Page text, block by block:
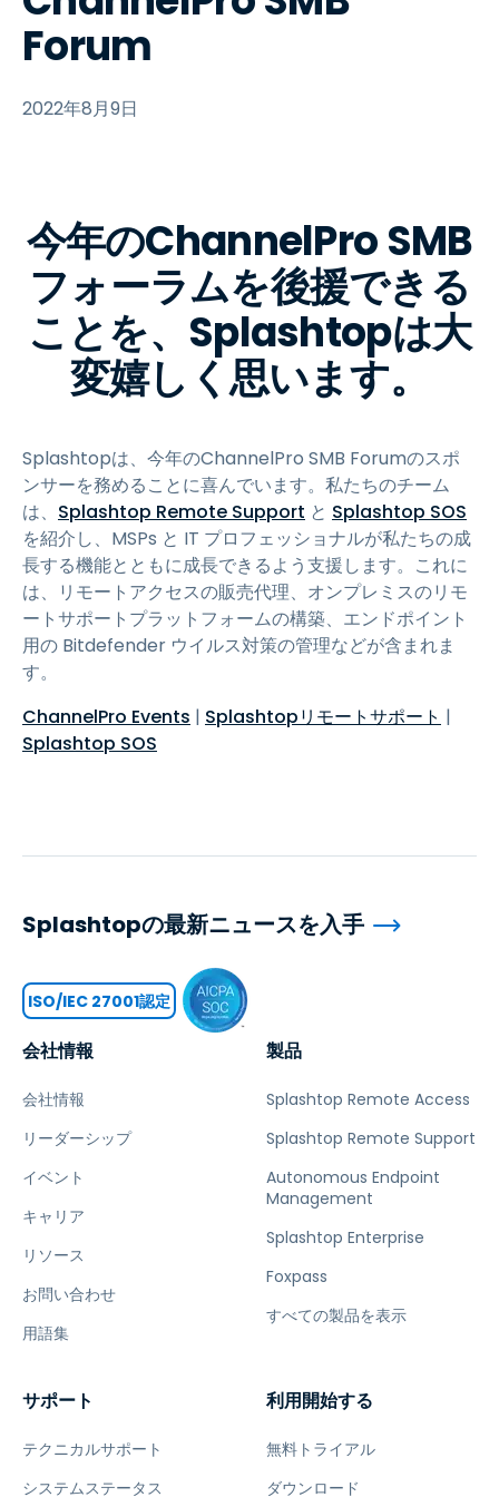
Forum
2022年8月9日
今年のChannelPro SMB
フォーラムを後援できる
ことを、Splashtopは大
変嬉しく思います。
Splashtopは、今年のChannelPro SMB Forumのスポ
ンサーを務めることに喜んでいます。私たちのチーム
は、 Splashtop Remote Support と Splashtop SOS
を紹介し、MSPs と IT プロフェッショナルが私たちの成
長する機能とともに成長できるよう支援します。これに
は、リモートアクセスの販売代理、オンプレミスのリモ
ートサポートプラットフォームの構築、エンドポイント
用の Bitdefender ウイルス対策の管理などが含まれま
す。
ChannelPro Events | Splashtopリモートサポート |
Splashtop SOS
会社情報
会社情報
リーダーシップ
イベント
キャリア
リソース
お問い合わせ
用語集
製品
Splashtop Remote Access
Splashtop Remote Support
Autonomous Endpoint
Management
Splashtop Enterprise
Foxpass
すべての製品を表示
サポート
テクニカルサポート
システムステータス
利用開始する
無料トライアル
ダウンロード
Splashtopの最新ニュースを入手
ISO/IEC 27001認定